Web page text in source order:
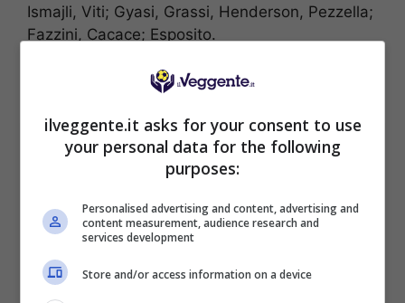
Ismajli, Viti; Gyasi, Grassi, Henderson, Pezzella;
Fazzini, Cacace; Esposito.
POSSIBILE RISULTATO: 1-2
BONUS SPORTBET: 100€ SUBITO
Bonus 50€ SENZA deposito + fino a 50€ di
Bonus 50€ senza deposito sport + fino a 50€ di
ilveggente.it asks for your consent to use
your personal data for the following
purposes:
Personalised advertising and content, advertising and
content measurement, audience research and
services development
Store and/or access information on a device